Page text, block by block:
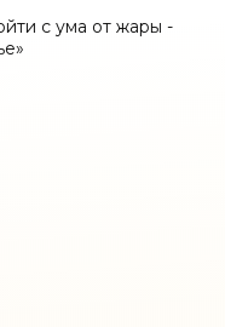
с ума от жары -